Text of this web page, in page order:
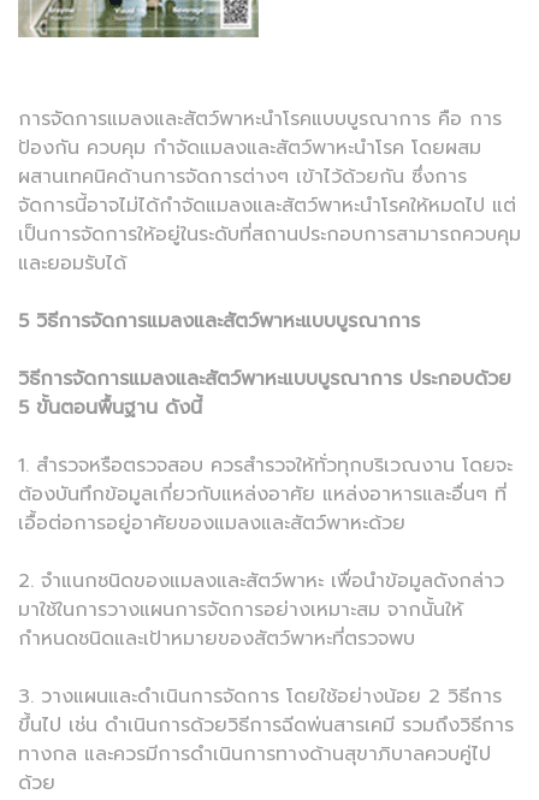
การจัดการแมลงและสัตว์พาหะนำโรคแบบบูรณาการ คือ การ
ป้องกัน ควบคุม กำจัดแมลงและสัตว์พาหะนำโรค โดยผสม
ผสานเทคนิคด้านการจัดการต่างๆ เข้าไว้ด้วยกัน ซึ่งการ
จัดการนี้อาจไม่ได้กำจัดแมลงและสัตว์พาหะนำโรคให้หมดไป แต่
เป็นการจัดการให้อยู่ในระดับที่สถานประกอบการสามารถควบคุม
และยอมรับได้
5 วิธีการจัดการแมลงและสัตว์พาหะแบบบูรณาการ
วิธีการจัดการแมลงและสัตว์พาหะแบบบูรณาการ ประกอบด้วย
5 ขั้นตอนพื้นฐาน ดังนี้
1. สำรวจหรือตรวจสอบ ควรสำรวจให้ทั่วทุกบริเวณงาน โดยจะ
ต้องบันทึกข้อมูลเกี่ยวกับแหล่งอาศัย แหล่งอาหารและอื่นๆ ที่
เอื้อต่อการอยู่อาศัยของแมลงและสัตว์พาหะด้วย
2. จำแนกชนิดของแมลงและสัตว์พาหะ เพื่อนำข้อมูลดังกล่าว
มาใช้ในการวางแผนการจัดการอย่างเหมาะสม จากนั้นให้
กำหนดชนิดและเป้าหมายของสัตว์พาหะที่ตรวจพบ
3. วางแผนและดำเนินการจัดการ โดยใช้อย่างน้อย 2 วิธีการ
ขึ้นไป เช่น ดำเนินการด้วยวิธีการฉีดพ่นสารเคมี รวมถึงวิธีการ
ทางกล และควรมีการดำเนินการทางด้านสุขาภิบาลควบคู่ไป
ด้วย